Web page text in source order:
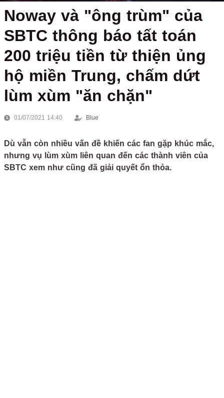
Noway và "ông trùm" của
SBTC thông báo tất toán
200 triệu tiền từ thiện ủng
hộ miền Trung, chấm dứt
lùm xùm "ăn chặn"
01/07/2021 14:40 Blue
Dù vẫn còn nhiều vấn đề khiến các fan gặp khúc mắc,
nhưng vụ lùm xùm liên quan đến các thành viên của
SBTC xem như cũng đã giải quyết ổn thỏa.